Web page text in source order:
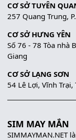
CƠ SỞ TUYÊN
257 Quang Trung,
CƠ SỞ HƯNG YÊN
Số 76 - 78 Tòa nhà
Giang
CƠ SỞ LẠNG SƠN
54 Lê Lợi, Vĩnh Trại,
SIM MAY MẮN
SIMMAYMAN.NET